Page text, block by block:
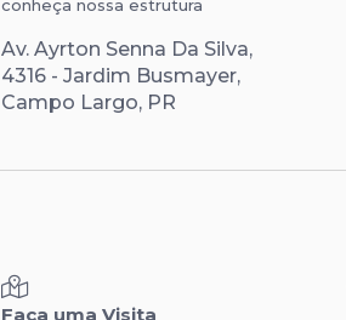
conheça nossa estrutura
Av. Ayrton Senna Da Silva,
4316 - Jardim Busmayer,
Campo Largo, PR
Faça uma Visita